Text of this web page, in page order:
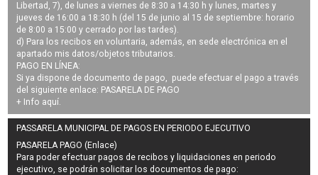
Libertad, 7), de lunes a viernes de 8:30 a 14:30 h y lunes, martes y
jueves de 16:00 a 18:30 h (del 15 de junio al 15 de septiembre: horario
de 8:00 a 15:00 y cerrado por las tardes).
d) Para los recibos en voluntaria, además, en sede electrónica en el
apartado mis datos/objetos tributarios.
PAGO EN LÍNEA:
Si ya dispone de documento de pago, puede efectuar el pago a través
del siguiente enlace: PASARELA DE PAGO
+ Info aquí.
PASSARELA MUNICIPAL DE PAGOS EN PERIODO EJECUTIVO
PASARELA PAGO (Enlace)
Para poder efectuar pagos derecibos y liquidaciones en periodo
ejecutivo, se podrán solicitar los documentos de pago: